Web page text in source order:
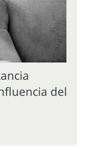
del